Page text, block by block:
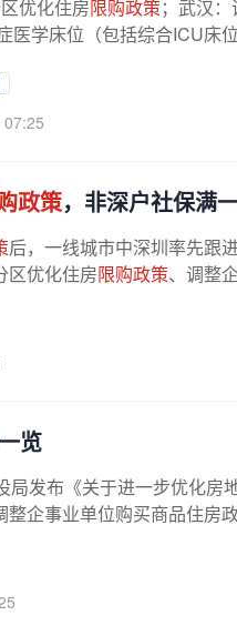
优化住房限购政策；武汉
医学床位（包括综合ICU床
政策，非深户社保满
后，一线城市中深圳率先跟
区优化住房限购政策、调整
览
局发布《关于进一步优化房
整企事业单位购买商品住房